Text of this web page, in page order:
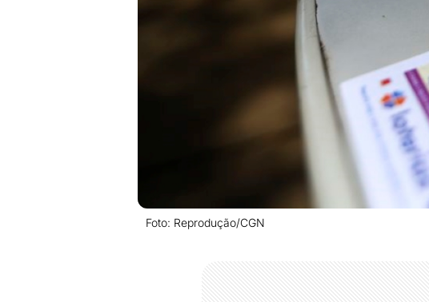
Foto: Reprodução/CGN